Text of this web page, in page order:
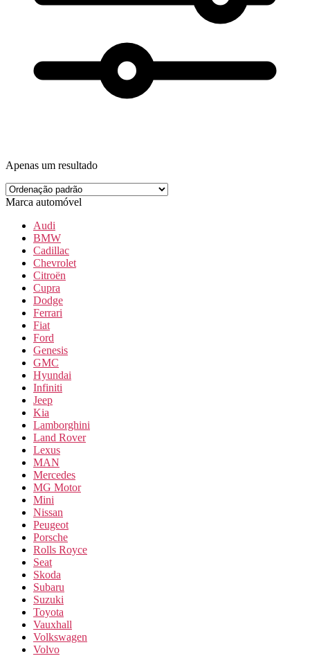
Apenas um resultado
Marca automóvel
Audi
BMW
Cadillac
Chevrolet
Citroën
Cupra
Dodge
Ferrari
Fiat
Ford
Genesis
GMC
Hyundai
Infiniti
Jeep
Kia
Lamborghini
Land Rover
Lexus
MAN
Mercedes
MG Motor
Mini
Nissan
Peugeot
Porsche
Rolls Royce
Seat
Skoda
Subaru
Suzuki
Toyota
Vauxhall
Volkswagen
Volvo